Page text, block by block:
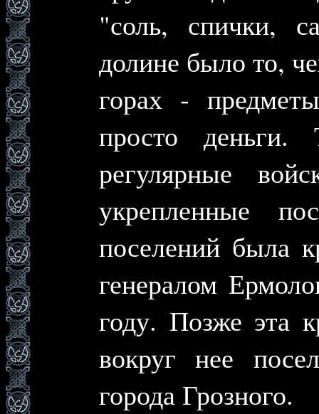
"соль, спички,
долине было то,
горах -
просто деньги.
регулярные
укрепленные
поселений была
генералом
году. Позже эта
вокруг нее
города Грозного.